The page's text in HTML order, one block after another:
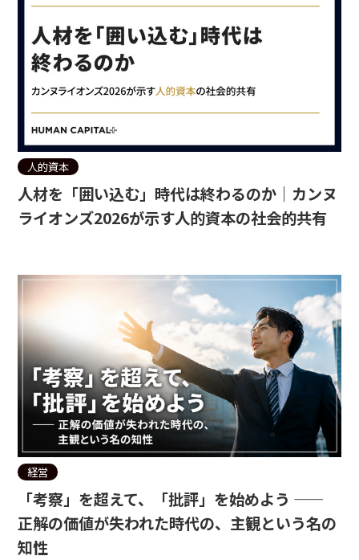
人的資本
人材を「囲い込む」時代は終わるのか｜カンヌ
ライオンズ2026が示す人的資本の社会的共有
経営
「考察」を超えて、「批評」を始めよう ——
正解の価値が失われた時代の、主観という名の
知性